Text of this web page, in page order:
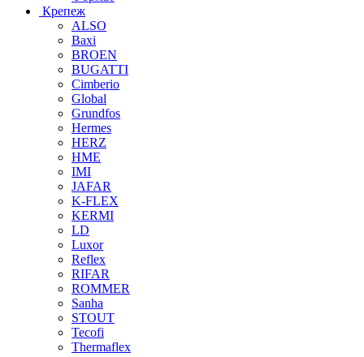
Крепеж
ALSO
Baxi
BROEN
BUGATTI
Cimberio
Global
Grundfos
Hermes
HERZ
HME
IMI
JAFAR
K-FLEX
KERMI
LD
Luxor
Reflex
RIFAR
ROMMER
Sanha
STOUT
Tecofi
Thermaflex